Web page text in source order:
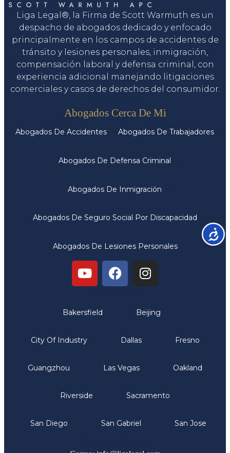
Liga Legal®, la Firma de Scott Warmuth es un
despacho de abogados dedicado y enfocado
principalmente en los campos de accidentes de
tránsito y lesiones personales, inmigración,
compensación laboral y defensa criminal, con
experiencia adicional manejando litigaciones
comerciales y casos de derechos del consumidor.
Abogados Cerca De Mi
Abogados De Accidentes Abogados De Trabajadores
Abogados De Defensa Criminal
Abogados De Inmigración
Abogados De Seguro Social Por Discapacidad
Abogados De Lesiones Personales
Bakersfield Beijing
City Of Industry Dallas Fresno
Guangzhou Las Vegas Oakland
Riverside Sacramento
San Diego San Gabriel San Jose